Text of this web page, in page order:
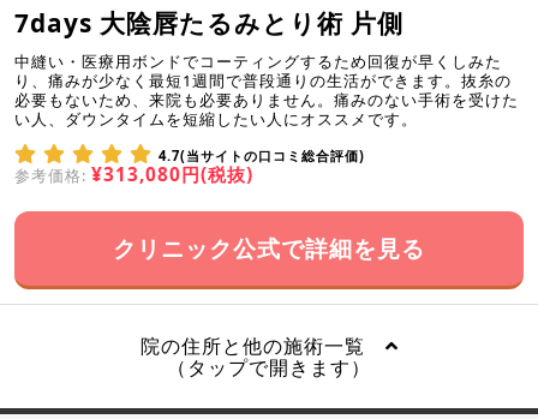
7days 大陰唇たるみとり術 片側
中縫い・医療用ボンドでコーティングするため回復が早くしみた
り、痛みが少なく最短1週間で普段通りの生活ができます。抜糸の
必要もないため、来院も必要ありません。痛みのない手術を受けた
い人、ダウンタイムを短縮したい人にオススメです。
4.7(当サイトの口コミ総合評価)
参考価格: ¥313,080円(税抜)
クリニック公式で詳細を見る
院の住所と他の施術一覧
（タップで開きます）